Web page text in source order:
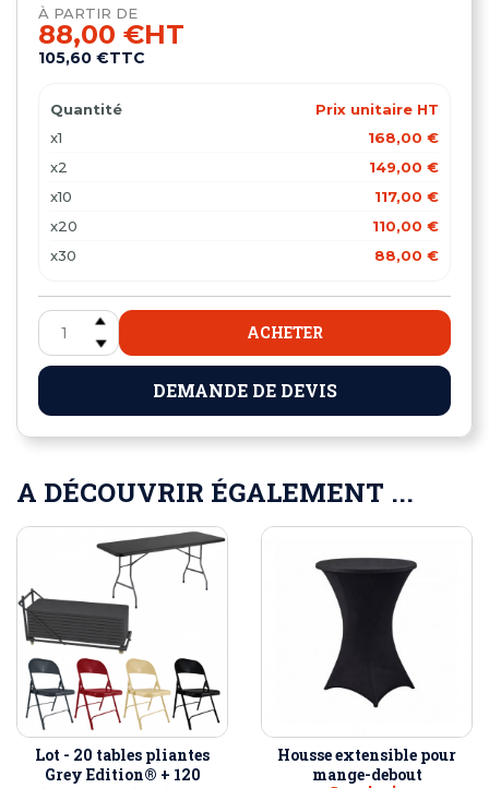
À PARTIR DE
88,00 €HT
105,60 €TTC
Quantité
Prix unitaire HT
x1
168,00 €
x2
149,00 €
x10
117,00 €
x20
110,00 €
x30
88,00 €
ACHETER
DEMANDE DE DEVIS
A DÉCOUVRIR ÉGALEMENT ...
Lot - 20 tables pliantes
Grey Edition® + 120
Housse extensible pour
mange-debout